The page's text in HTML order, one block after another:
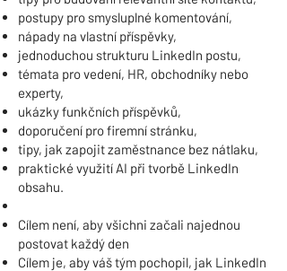
postupy pro smysluplné komentování,
nápady na vlastní příspěvky,
jednoduchou strukturu LinkedIn postu,
témata pro vedení, HR, obchodníky nebo
experty,
ukázky funkčních příspěvků,
doporučení pro firemní stránku,
tipy, jak zapojit zaměstnance bez nátlaku,
praktické využití AI při tvorbě LinkedIn
obsahu.
Cílem není, aby všichni začali najednou
postovat každý den
Cílem je, aby váš tým pochopil, jak LinkedIn